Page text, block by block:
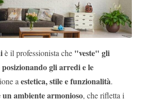
è il professionista che "veste" gli
gli arredi e le
aestetica, stile e funzionalità.
ambiente armonioso, che rifletta i